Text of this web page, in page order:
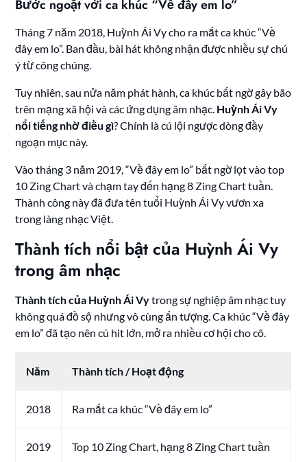
Bước ngoặt với ca khúc “Về đây em lo”
Tháng 7 năm 2018, Huỳnh Ái Vy cho ra mắt ca khúc “Về
đây em lo”. Ban đầu, bài hát không nhận được nhiều sự chú
ý từ công chúng.
Tuy nhiên, sau nửa năm phát hành, ca khúc bất ngờ gây bão
trên mạng xã hội và các ứng dụng âm nhạc. Huỳnh Ái Vy
nổi tiếng nhờ điều gì? Chính là cú lội ngược dòng đầy
ngoạn mục này.
Vào tháng 3 năm 2019, “Về đây em lo” bất ngờ lọt vào top
10 Zing Chart và chạm tay đến hạng 8 Zing Chart tuần.
Thành công này đã đưa tên tuổi Huỳnh Ái Vy vươn xa
trong làng nhạc Việt.
Thành tích nổi bật của Huỳnh Ái Vy
trong âm nhạc
Thành tích của Huỳnh Ái Vytrong sự nghiệp âm nhạc tuy
không quá đồ sộ nhưng vô cùng ấn tượng. Ca khúc “Về đây
em lo” đã tạo nên cú hit lớn, mở ra nhiều cơ hội cho cô.
Năm Thành tích / Hoạt động
2018 Ra mắt ca khúc “Về đây em lo”
2019 Top 10 Zing Chart, hạng 8 Zing Chart tuần